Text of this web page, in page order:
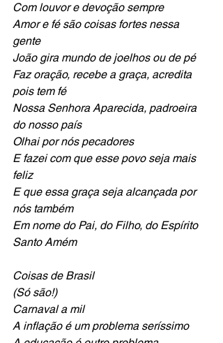
Com louvor e devoção sempre
Amor e fé são coisas fortes nessa
gente
João gira mundo de joelhos ou de pé
Faz oração, recebe a graça, acredita
pois tem fé
Nossa Senhora Aparecida, padroeira
do nosso país
Olhai por nós pecadores
E fazei com que esse povo seja mais
feliz
E que essa graça seja alcançada por
nós também
Em nome do Pai, do Filho, do Espírito
Santo Amém
Coisas de Brasil
(Só são!)
Carnaval a mil
A inflação é um problema seríssimo